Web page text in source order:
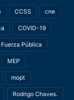
CCSS cne
COVID-19
Fuerza Pública
MEP
mopt
Rodrigo Chaves.